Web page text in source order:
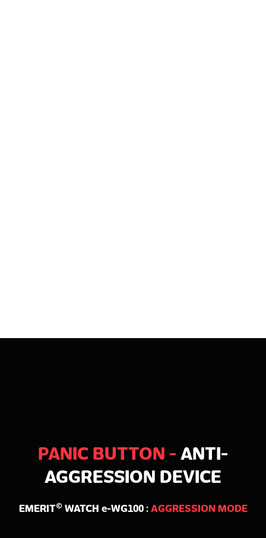
PANIC BUTTON - ANTI-
AGGRESSION DEVICE
EMERIT©WATCH e-WG100 : AGGRESSION MODE